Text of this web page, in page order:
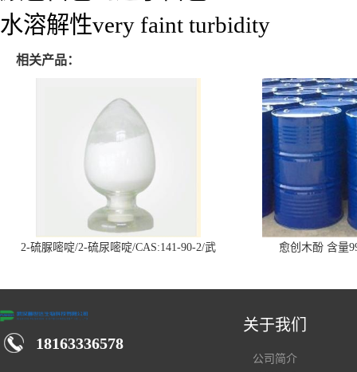
水溶解性very faint turbidity
相关产品：
2-硫脲嘧啶/2-硫尿嘧啶/CAS:141-90-2/武
愈创木酚 含量
18163336578
关于我们
公司简介